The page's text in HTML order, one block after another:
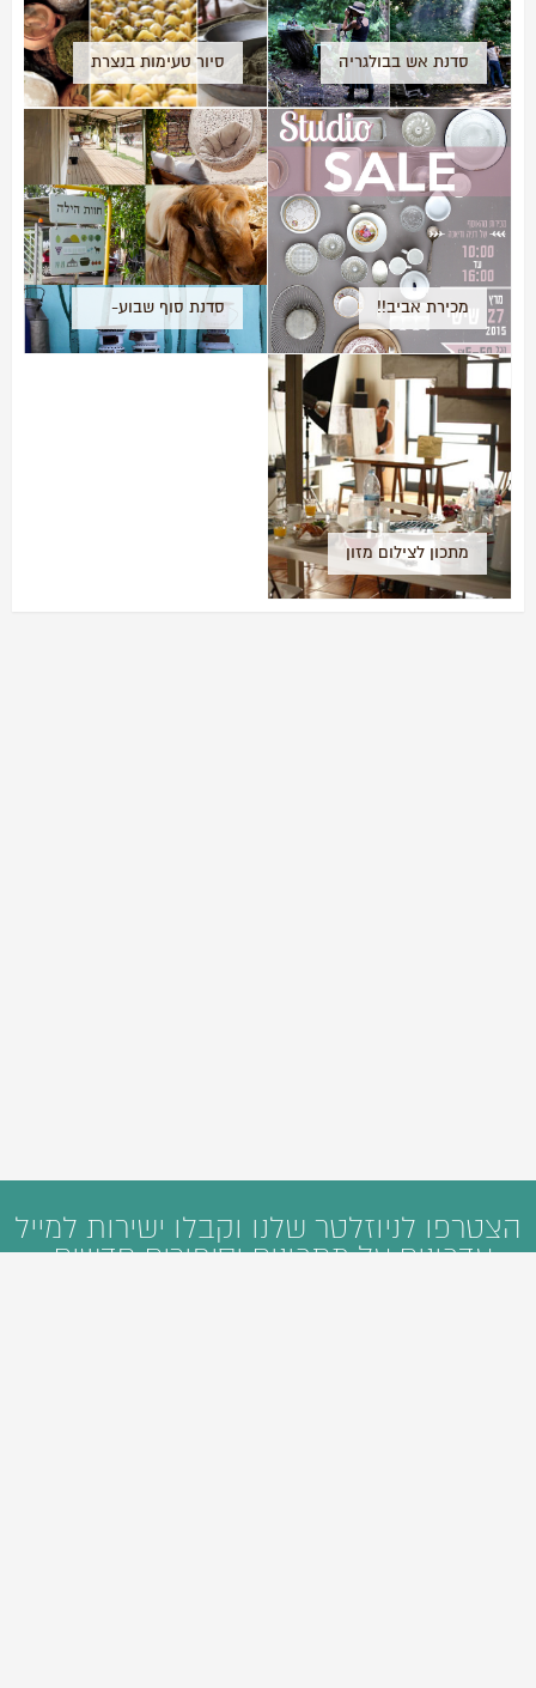
סדנת אש בבולגריה סיור טעימות בנצרת
מכירת אביב!! סדנת סוף שבוע-
מהאדמה לעדשה!
מתכון לצילום מזון
הצטרפו לניוזלטר שלנו וקבלו ישירות למייל
עדכונים על מתכונים וסיפורים חדשים: